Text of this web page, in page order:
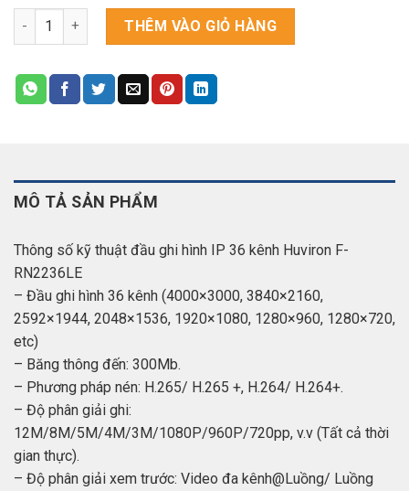
Đầu ghi hình IP 36 kênh Huviron F-RN2236LE số lượng
THÊM VÀO GIỎ HÀNG
MÔ TẢ SẢN PHẨM
Thông số kỹ thuật đầu ghi hình IP 36 kênh Huviron F-
RN2236LE
– Đầu ghi hình 36 kênh (4000×3000, 3840×2160,
2592×1944, 2048×1536, 1920×1080, 1280×960, 1280×720,
etc)
– Băng thông đến: 300Mb.
– Phương pháp nén: H.265/ H.265 +, H.264/ H.264+.
– Độ phân giải ghi:
12M/8M/5M/4M/3M/1080P/960P/720pp, v.v (Tất cả thời
gian thực).
– Độ phân giải xem trước: Video đa kênh@Luồng/ Luồng